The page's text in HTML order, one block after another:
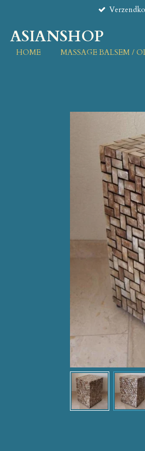
naar
de
hoofdinhoud
ASIANSHOP
HOME MASSAGE BALSEM /